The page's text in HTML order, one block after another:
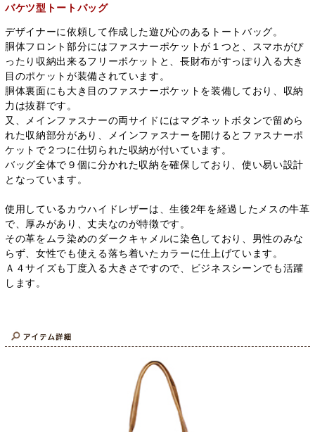
バケツ型トートバッグ
デザイナーに依頼して作成した遊び心のあるトートバッグ。
胴体フロント部分にはファスナーポケットが１つと、スマホがぴ
ったり収納出来るフリーポケットと、長財布がすっぽり入る大き
目のポケットが装備されています。
胴体裏面にも大き目のファスナーポケットを装備しており、収納
力は抜群です。
又、メインファスナーの両サイドにはマグネットボタンで留めら
れた収納部分があり、メインファスナーを開けるとファスナーポ
ケットで２つに仕切られた収納が付いています。
バッグ全体で９個に分かれた収納を確保しており、使い易い設計
となっています。
使用しているカウハイドレザーは、生後2年を経過したメスの牛革
で、厚みがあり、丈夫なのが特徴です。
その革をムラ染めのダークキャメルに染色しており、男性のみな
らず、女性でも使える落ち着いたカラーに仕上げています。
Ａ４サイズも丁度入る大きさですので、ビジネスシーンでも活躍
します。